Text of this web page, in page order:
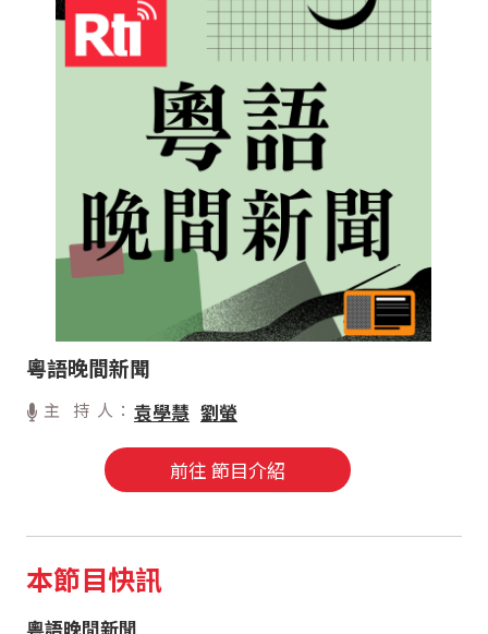
粵語晚間新聞
主 持 人： 袁學慧 劉螢
前往 節目介紹
本節目快訊
粵語晚間新聞